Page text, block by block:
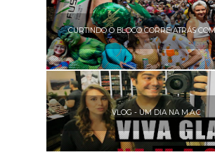
CURTINDO O BLOCO CORRE ATRÁS
VLOG - UM DIA NA M.A.C